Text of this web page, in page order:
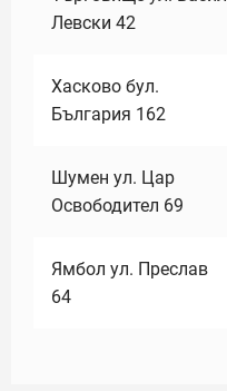
Левски 42
Хасково бул.
България 162
Шумен ул. Цар
Освободител 69
Ямбол ул. Преслав
64